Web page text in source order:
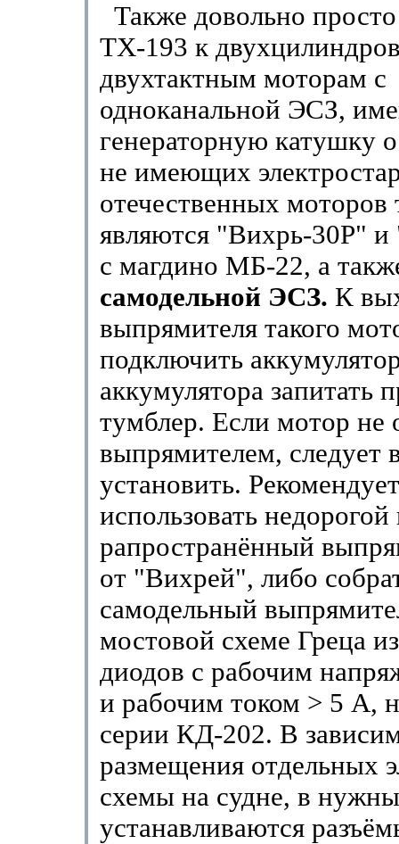
Также довольно
TX-193 к
двухтактным моторам с
одноканальной ЭСЗ,
генераторную катушку
не имеющих
отечественных моторов
являются "Вихрь-30Р"
с магдино МБ-22, а
самодельной ЭСЗ. К
выпрямителя такого
подключить
аккумулятора запитать
тумблер. Если мотор не
выпрямителем, следует
установить.
использовать
рапространённый
от "Вихрей", либо
самодельный
мостовой схеме Греца
диодов с рабочим
и рабочим током > 5 А,
серии КД-202. В
размещения отдельных
схемы на судне, в
устанавливаются